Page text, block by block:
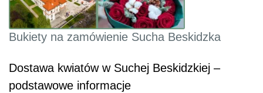
Bukiety na zamówienie Sucha Beskidzka
Dostawa kwiatów w Suchej Beskidzkiej –
podstawowe informacje